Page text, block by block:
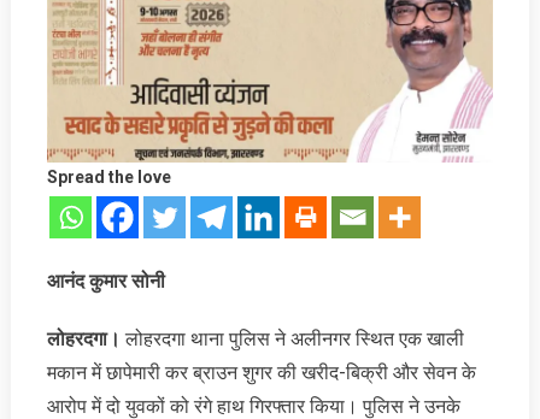
Spread the love
आनंद कुमार सोनी
लोहरदगा। लोहरदगा थाना पुलिस ने अलीनगर स्थित एक खाली
मकान में छापेमारी कर ब्राउन शुगर की खरीद-बिक्री और सेवन के
आरोप में दो युवकों को रंगे हाथ गिरफ्तार किया। पुलिस ने उनके